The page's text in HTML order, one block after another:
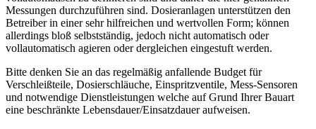
Messungen durchzuführen sind. Dosieranlagen unterstützen den
Betreiber in einer sehr hilfreichen und wertvollen Form; können
allerdings bloß selbstständig, jedoch nicht automatisch oder
vollautomatisch agieren oder dergleichen eingestuft werden.
Bitte denken Sie an das regelmäßig anfallende Budget für
Verschleißteile, Dosierschläuche, Einspritzventile, Mess-Sensoren
und notwendige Dienstleistungen welche auf Grund Ihrer Bauart
eine beschränkte Lebensdauer/Einsatzdauer aufweisen.